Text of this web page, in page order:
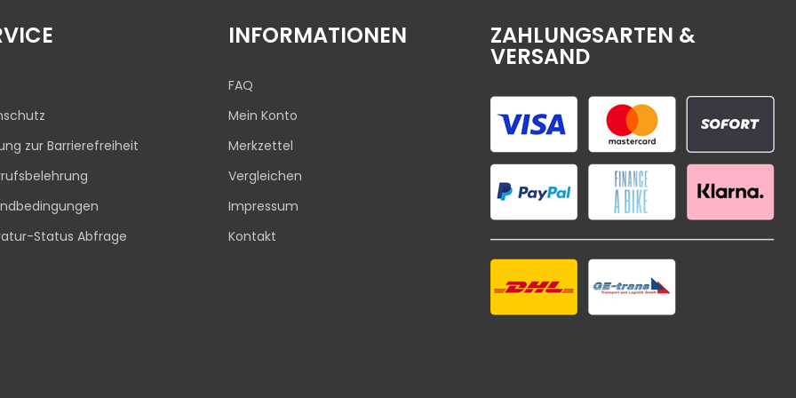
zur Barrierefreiheit
Status Abfrage
INFORMATIONEN
FAQ
Mein Konto
Merkzettel
Vergleichen
Impressum
Kontakt
ZAHLUNGSARTEN &
VERSAND